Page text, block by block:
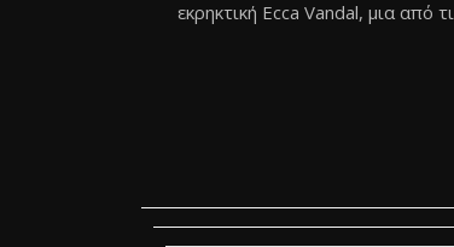
εκρηκτική Ecca Vandal, μια από